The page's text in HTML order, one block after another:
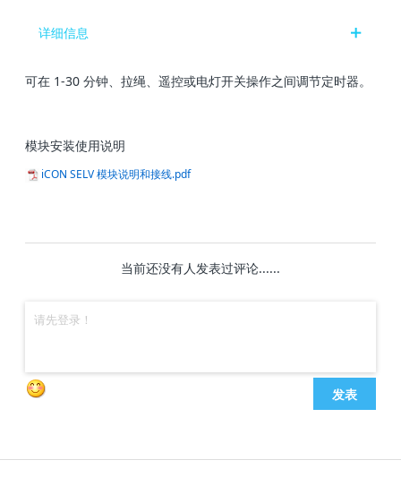
详细信息
可在 1-30 分钟、拉绳、遥控或电灯开关操作之间调节定时器。
模块安装使用说明
iCON SELV 模块说明和接线.pdf
当前还没有人发表过评论......
发表